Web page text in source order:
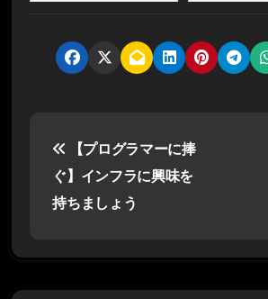
稿
ナ
【プログラマーに捧
ぐ】インフラに興味を
持ちましょう